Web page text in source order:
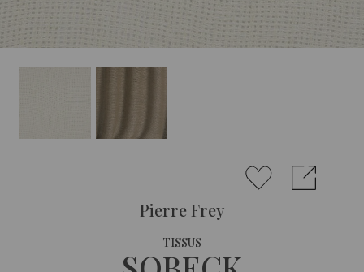
Pierre Frey
TISSUS